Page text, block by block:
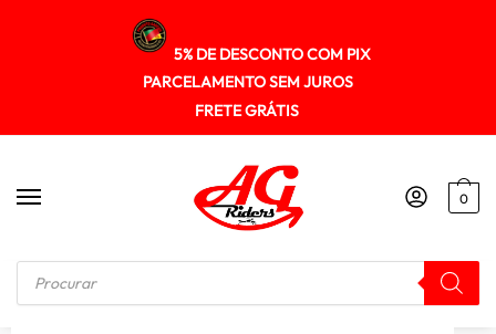
5% DE DESCONTO COM PIX
PARCELAMENTO SEM JUROS
FRETE GRÁTIS
0
Início / SUPORTE DE BAU Suporte Baú Superior Kawasaki Vulcan650 2015+ Spto669